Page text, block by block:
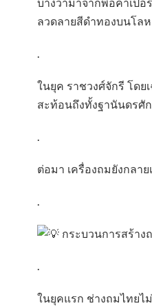
บ้างว่ามาจากพ่อค้าเป
ลวดลายสีดำทองบนโล
.
ในยุค ราชวงศ์จักรี โด
สะท้อนถึงทั้งฐานันดรศั
.
ต่อมา เครื่องถมยังกลา
.
กระบวนการสร้าง
.
ในยุคแรก ช่างถมไทยไ